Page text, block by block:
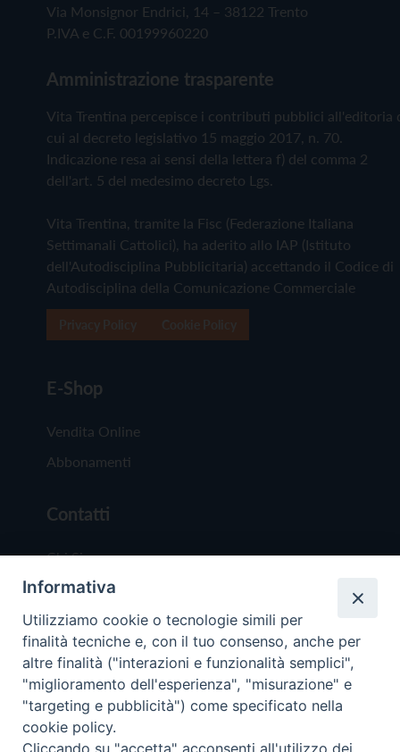
Via Monsignor Endrici, 14 – 38122 Trento
P.IVA e C.F. 00199960220
Amministrazione trasparente
Vita Trentina percepisce i contributi pubblici all'editoria
cui al decreto legislativo 15 maggio 2017, n. 70.
Indicazione resa ai sensi della lettera f) del comma 2
dell'art. 5 del medesimo decreto Lgs.
Vita Trentina, tramite la Fisc (Federazione Italiana
Settimanali Cattolici), ha aderito allo IAP (Istituto
dell'Autodisciplina Pubblicitaria) accettando il Codice di
Autodisciplina della Comunicazione Commerciale
E-Shop
Vendita Online
Abbonamenti
Contatti
Chi Siamo
Redazione
Scrivici
Copyright © 2019 - Tutti i diritti riservati - Vita
Informativa
Utilizziamo cookie o tecnologie simili per
finalità tecniche e, con il tuo consenso, anche per
altre finalità ("interazioni e funzionalità semplici",
"miglioramento dell'esperienza", "misurazione" e
"targeting e pubblicità") come specificato nella
cookie policy.